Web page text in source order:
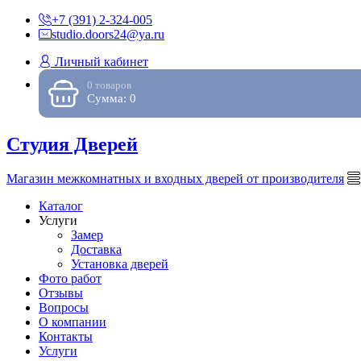
+7 (391) 2-324-005
studio.doors24@ya.ru
Личный кабинет
0 товаров
Сумма: 0
Студия Дверей
Магазин межкомнатных и входных дверей от производителя
Каталог
Услуги
Замер
Доставка
Установка дверей
Фото работ
Отзывы
Вопросы
О компании
Контакты
Услуги